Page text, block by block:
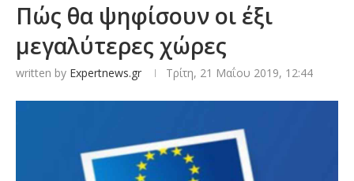
Πώς θα ψηφίσουν οι έξι
μεγαλύτερες χώρες
written by Expertnews.gr Τρίτη, 21 Μαΐου 2019, 12:44